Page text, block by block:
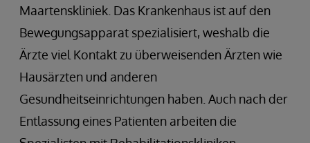
Maartenskliniek. Das Krankenhaus ist auf den
Bewegungsapparat spezialisiert, weshalb die
Ärzte viel Kontakt zu überweisenden Ärzten wie
Hausärzten und anderen
Gesundheitseinrichtungen haben. Auch nach der
Entlassung eines Patienten arbeiten die